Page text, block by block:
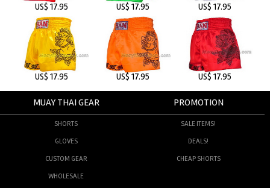
US$ 17.95 US$ 17.95 US$ 17.95
US$ 17.95 US$ 17.95 US$ 17.95
MUAY THAI GEAR
SHORTS
GLOVES
CUSTOM GEAR
WHOLESALE
PROMOTION
SALE ITEMS!
DEALS!
CHEAP SHORTS